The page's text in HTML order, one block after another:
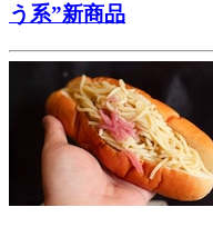
う系”新商品